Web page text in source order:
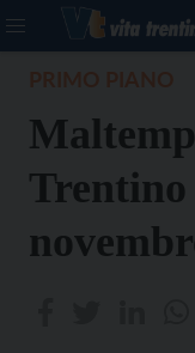
Trentino